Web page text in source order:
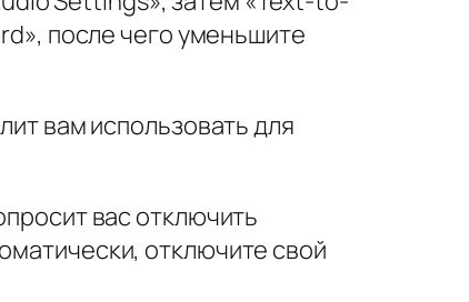
после чего уменьшите
вам использовать для
вас отключить
отключите свой